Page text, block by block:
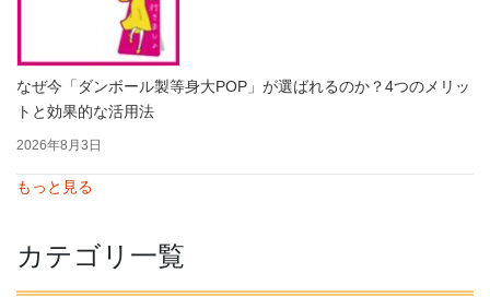
なぜ今「ダンボール製等身大POP」が選ばれるのか？4つのメリッ
トと効果的な活用法
2026年8月3日
もっと見る
カテゴリ一覧